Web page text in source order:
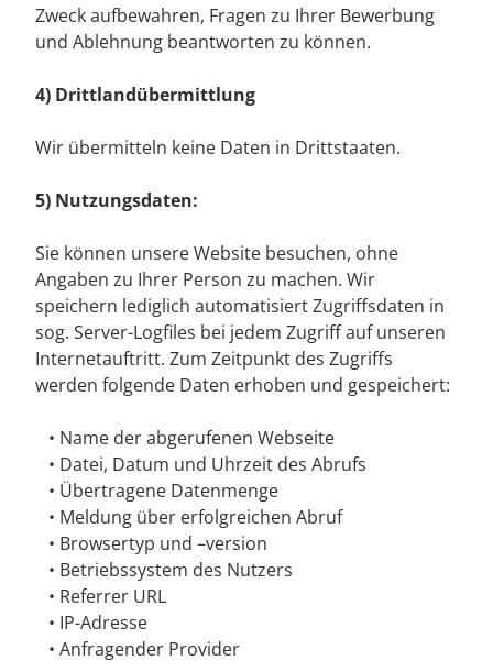
Zweck aufbewahren, Fragen zu Ihrer Bewerbung
und Ablehnung beantworten zu können.
4) Drittlandübermittlung
Wir übermitteln keine Daten in Drittstaaten.
5) Nutzungsdaten:
Sie können unsere Website besuchen, ohne
Angaben zu Ihrer Person zu machen. Wir
speichern lediglich automatisiert Zugriffsdaten in
sog. Server-Logfiles bei jedem Zugriff auf unseren
Internetauftritt. Zum Zeitpunkt des Zugriffs
werden folgende Daten erhoben und gespeichert:
• Name der abgerufenen Webseite
• Datei, Datum und Uhrzeit des Abrufs
• Übertragene Datenmenge
• Meldung über erfolgreichen Abruf
• Browsertyp und –version
• Betriebssystem des Nutzers
• Referrer URL
• IP-Adresse
• Anfragender Provider